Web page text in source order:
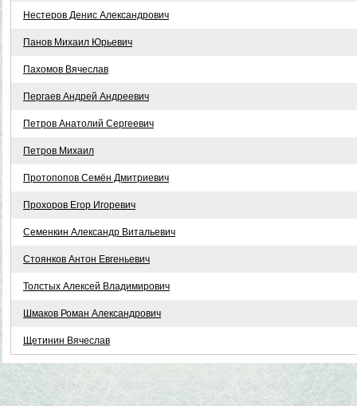
Нестеров Денис Александрович
Панов Михаил Юрьевич
Пахомов Вячеслав
Пергаев Андрей Андреевич
Петров Анатолий Сергеевич
Петров Михаил
Протопопов Семён Дмитриевич
Прохоров Егор Игоревич
Семенкин Александр Витальевич
Стоянков Антон Евгеньевич
Толстых Алексей Владимирович
Шмаков Роман Александрович
Щетинин Вячеслав